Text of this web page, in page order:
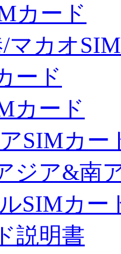
カード
マカオ
ード
カード
SIMカー
ジア&南
SIMカー
説明書